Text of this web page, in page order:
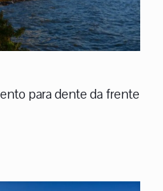
para dente da frente